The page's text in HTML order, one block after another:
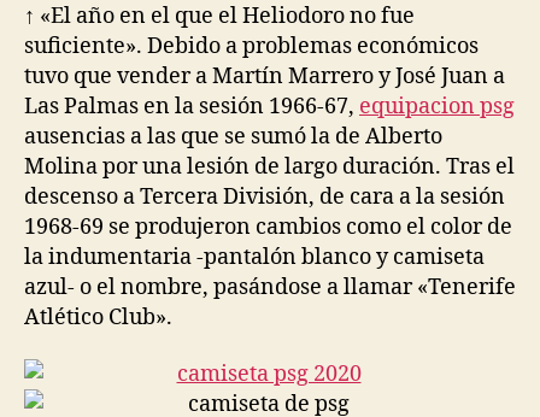
↑ «El año en el que el Heliodoro no fue
suficiente». Debido a problemas económicos
tuvo que vender a Martín Marrero y José Juan a
Las Palmas en la sesión 1966-67, equipacion psg
ausencias a las que se sumó la de Alberto
Molina por una lesión de largo duración. Tras el
descenso a Tercera División, de cara a la sesión
1968-69 se produjeron cambios como el color de
la indumentaria -pantalón blanco y camiseta
azul- o el nombre, pasándose a llamar «Tenerife
Atlético Club».